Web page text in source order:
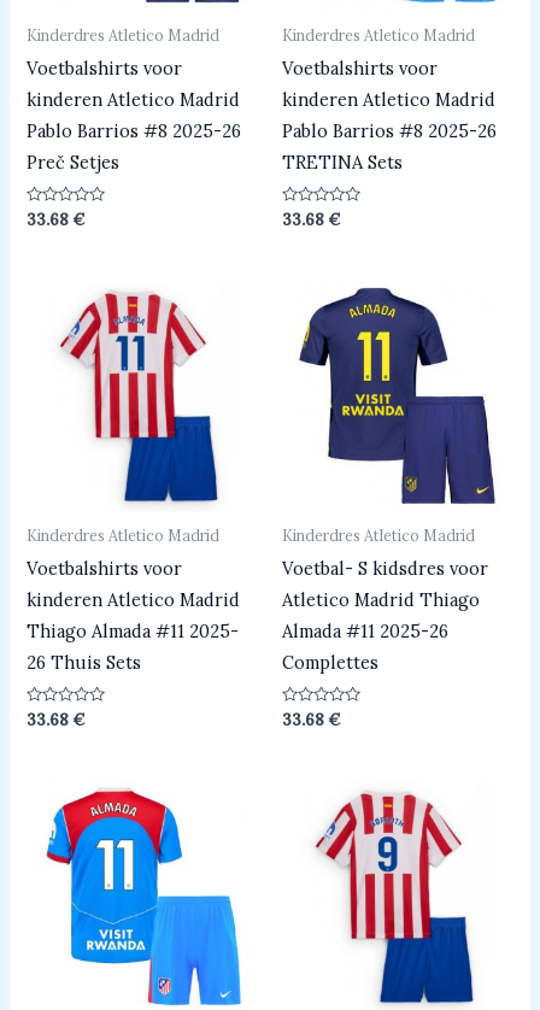
Kinderdres Atletico Madrid
Voetbalshirts voor
kinderen Atletico Madrid
Pablo Barrios #8 2025-26
Preč Setjes
Beoordeeld
0
33.68€
Kinderdres Atletico Madrid
Voetbalshirts voor
kinderen Atletico Madrid
Pablo Barrios #8 2025-26
TRETINA Sets
Beoordeeld
0
33.68€
Kinderdres Atletico Madrid
Voetbalshirts voor
kinderen Atletico Madrid
Thiago Almada #11 2025-
26 Thuis Sets
Beoordeeld
33.68€
Kinderdres Atletico Madrid
Voetbal- S kidsdres voor
Atletico Madrid Thiago
Almada #11 2025-26
Complettes
Beoordeeld
33.68€